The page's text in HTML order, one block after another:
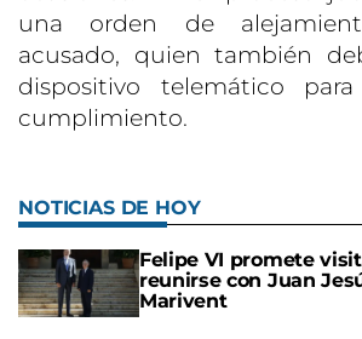
una orden de
acusado, quien también
dispositivo telemático
cumplimiento.
NOTICIAS DE HOY
Felipe VI promete
reunirse con Juan
Marivent